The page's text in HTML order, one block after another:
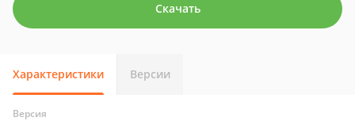
Скачать
Характеристики Версии
Версия